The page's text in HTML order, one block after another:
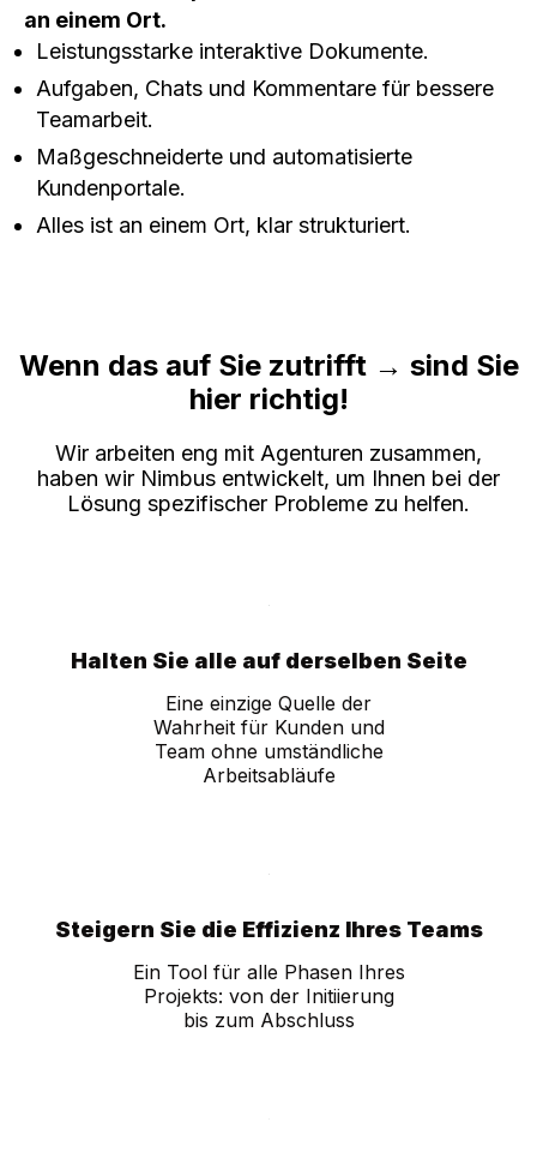
an einem Ort.
Leistungsstarke interaktive Dokumente.
Aufgaben, Chats und Kommentare für bessere
Teamarbeit.
Maßgeschneiderte und automatisierte
Kundenportale.
Alles ist an einem Ort, klar strukturiert.
Wenn das auf Sie zutrifft → sind Sie
hier richtig!
Wir arbeiten eng mit Agenturen zusammen,
haben wir Nimbus entwickelt, um Ihnen bei der
Lösung spezifischer Probleme zu helfen.
Halten Sie alle auf derselben Seite
Eine einzige Quelle der
Wahrheit für Kunden und
Team ohne umständliche
Arbeitsabläufe
Steigern Sie die Effizienz Ihres Teams
Ein Tool für alle Phasen Ihres
Projekts: von der Initiierung
bis zum Abschluss